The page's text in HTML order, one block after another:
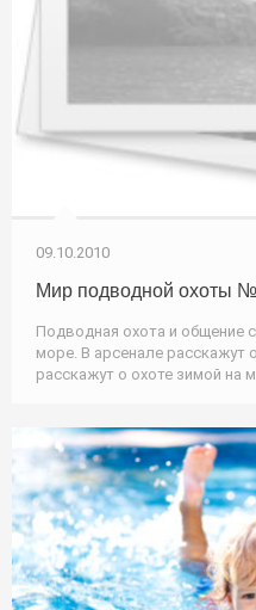
09.10.2010
Мир подводной охоты
Подводная охота и общение
море. В арсенале расскажут
расскажут о охоте зимой на